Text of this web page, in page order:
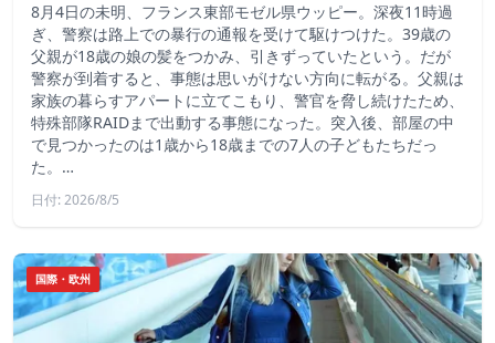
8月4日の未明、フランス東部モゼル県ウッピー。深夜11時過
ぎ、警察は路上での暴行の通報を受けて駆けつけた。39歳の
父親が18歳の娘の髪をつかみ、引きずっていたという。だが
警察が到着すると、事態は思いがけない方向に転がる。父親は
家族の暮らすアパートに立てこもり、警官を脅し続けたため、
特殊部隊RAIDまで出動する事態になった。突入後、部屋の中
で見つかったのは1歳から18歳までの7人の子どもたちだっ
た。…
日付: 2026/8/5
国際・欧州